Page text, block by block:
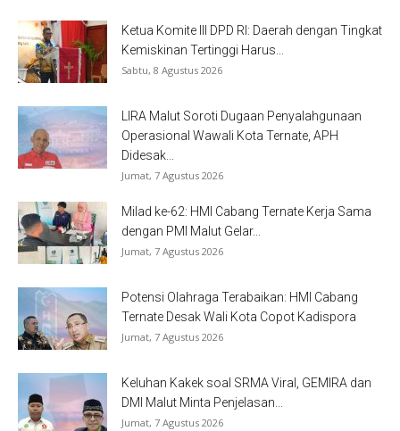
Ketua Komite III DPD RI: Daerah dengan Tingkat
Kemiskinan Tertinggi Harus...
Sabtu, 8 Agustus 2026
LIRA Malut Soroti Dugaan Penyalahgunaan
Operasional Wawali Kota Ternate, APH
Didesak...
Jumat, 7 Agustus 2026
Milad ke-62: HMI Cabang Ternate Kerja Sama
dengan PMI Malut Gelar...
Jumat, 7 Agustus 2026
Potensi Olahraga Terabaikan: HMI Cabang
Ternate Desak Wali Kota Copot Kadispora
Jumat, 7 Agustus 2026
Keluhan Kakek soal SRMA Viral, GEMIRA dan
DMI Malut Minta Penjelasan...
Jumat, 7 Agustus 2026